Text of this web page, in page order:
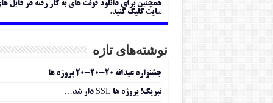
همچنین برای دانلود فونت های به کار رفته در فایل
سایت کلیک کنید.
نوشته‌های تازه
جشنواره عیدانه ۲۰-۲۰-۲۰ پروژه ها
تبریک! پروژه ها SSL دار شد…